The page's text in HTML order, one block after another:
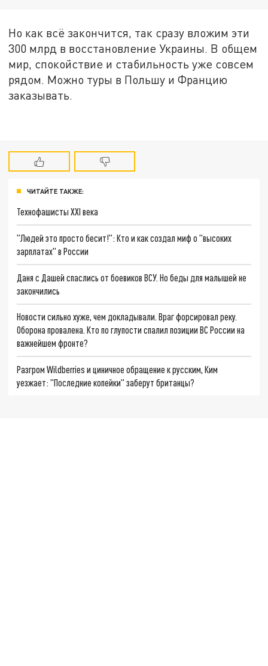
Но как всё закончится, так сразу вложим эти
300 млрд в восстановление Украины. В общем
мир, спокойствие и стабильность уже совсем
рядом. Можно туры в Польшу и Францию
заказывать.
ЧИТАЙТЕ ТАКЖЕ:
Технофашисты XXI века
"Людей это просто бесит!": Кто и как создал миф о "высоких
зарплатах" в России
Даня с Дашей спаслись от боевиков ВСУ. Но беды для малышей не
закончились
Новости сильно хуже, чем докладывали. Враг форсировал реку.
Оборона провалена. Кто по глупости спалил позиции ВС России на
важнейшем фронте?
Разгром Wildberries и циничное обращение к русским, Ким
уезжает: "Последние копейки" заберут британцы?